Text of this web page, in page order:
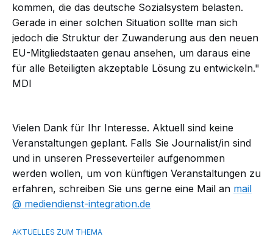
kommen, die das deutsche Sozialsystem belasten.
Gerade in einer solchen Situation sollte man sich
jedoch die Struktur der Zuwanderung aus den neuen
EU-Mitgliedstaaten genau ansehen, um daraus eine
für alle Beteiligten akzeptable Lösung zu entwickeln."
MDI
Vielen Dank für Ihr Interesse. Aktuell sind keine
Veranstaltungen geplant. Falls Sie Journalist/in sind
und in unseren Presseverteiler aufgenommen
werden wollen, um von künftigen Veranstaltungen zu
erfahren, schreiben Sie uns gerne eine Mail an mail​
mediendienst-integration.de